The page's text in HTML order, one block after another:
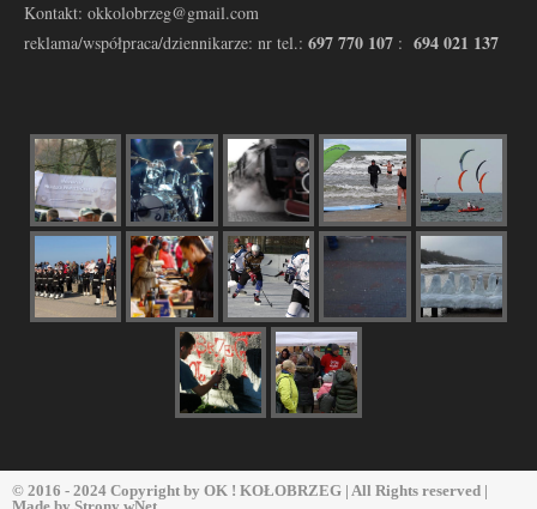
Kontakt: okkolobrzeg@gmail.com
reklama/współpraca/dziennikarze: nr tel.: 697 770 107 : 694 021 137
© 2016 - 2024 Copyright by OK ! KOŁOBRZEG | All Rights reserved |